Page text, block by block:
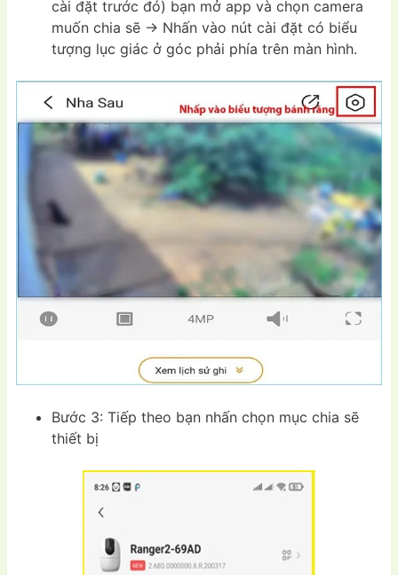
cài đặt trước đó) bạn mở app và chọn camera
muốn chia sẽ -> Nhấn vào nút cài đặt có biểu
tượng lục giác ở góc phải phía trên màn hình.
Bước 3: Tiếp theo bạn nhấn chọn mục chia sẽ
thiết bị